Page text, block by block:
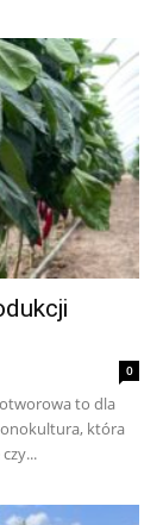
0
to dla
która